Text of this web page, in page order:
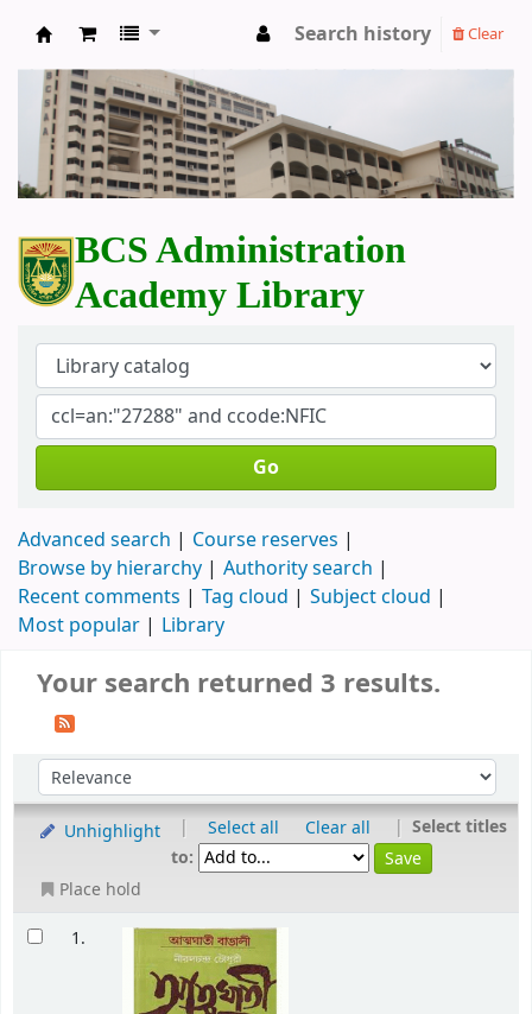
BCS Administration Academy Library
Search history Clear
BCS Administration
Academy Library
Go
Advanced search
Course reserves
Browse by hierarchy
Authority search
Recent comments
Tag cloud
Subject cloud
Most popular
Library
Your search returned 3 results.
Unhighlight | Select all Clear all | Select titles
to:
Place hold
1.